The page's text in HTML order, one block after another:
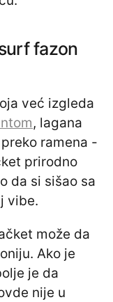
fazon
već izgleda
, lagana
ramena -
prirodno
da si sišao sa
vibe.
može da
Ako je
je da
nije u